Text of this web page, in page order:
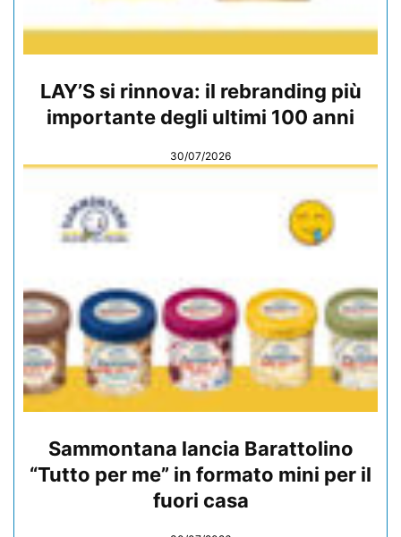
LAY’S si rinnova: il rebranding più
importante degli ultimi 100 anni
30/07/2026
Sammontana lancia Barattolino
“Tutto per me” in formato mini per il
fuori casa